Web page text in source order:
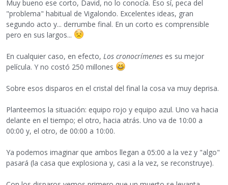
Muy bueno ese corto, David, no lo conocía. Eso sí, peca del
"problema" habitual de Vigalondo. Excelentes ideas, gran
segundo acto y... derrumbe final. En un corto es comprensible
pero en sus largos...
En cualquier caso, en efecto, Los cronocrímenes es su mejor
película. Y no costó 250 millones
Sobre esos disparos en el cristal del final la cosa va muy deprisa.
Planteemos la situación: equipo rojo y equipo azul. Uno va hacia
delante en el tiempo; el otro, hacia atrás. Uno va de 10:00 a
00:00 y, el otro, de 00:00 a 10:00.
Ya podemos imaginar que ambos llegan a 05:00 a la vez y "algo"
pasará (la casa que explosiona y, casi a la vez, se reconstruye).